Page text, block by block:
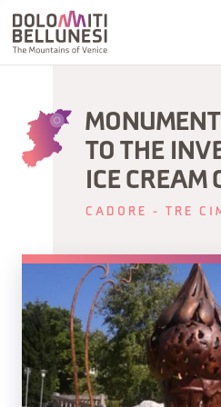
TO THE
ICE CREAM
CADORE - TRE